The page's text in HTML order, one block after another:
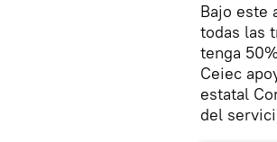
Bajo este
todas las
tenga
Ceiec
estatal
del